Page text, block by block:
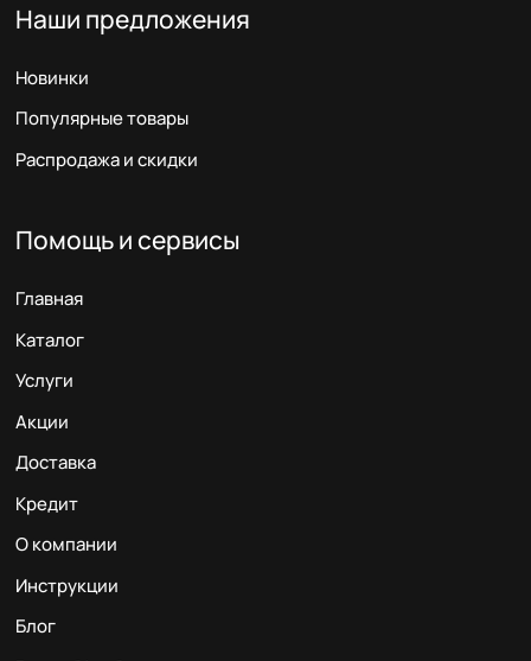
Наши предложения
Новинки
Популярные товары
Распродажа и скидки
Помощь и сервисы
Главная
Каталог
Услуги
Акции
Доставка
Кредит
О компании
Инструкции
Блог